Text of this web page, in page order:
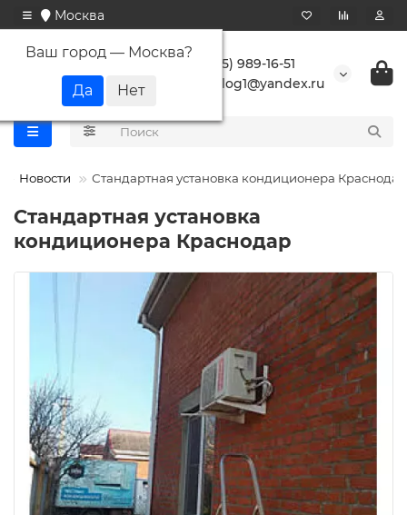
Москва
Ваш город — Москва?
+7 (495) 989-16-51
buranlog1@yandex.ru
Новости Стандартная установка кондиционера Краснодар
Стандартная установка
кондиционера Краснодар